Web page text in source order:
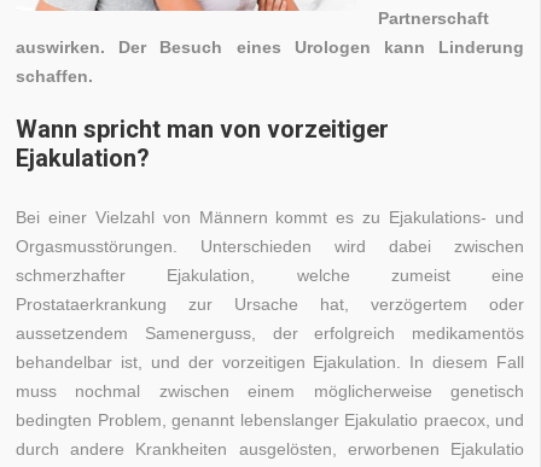
Partnerschaft
auswirken. Der Besuch eines Urologen kann Linderung
schaffen.
Wann spricht man von vorzeitiger
Ejakulation?
Bei einer Vielzahl von Männern kommt es zu Ejakulations- und
Orgasmusstörungen. Unterschieden wird dabei zwischen
schmerzhafter Ejakulation, welche zumeist eine
Prostataerkrankung zur Ursache hat, verzögertem oder
aussetzendem Samenerguss, der erfolgreich medikamentös
behandelbar ist, und der vorzeitigen Ejakulation. In diesem Fall
muss nochmal zwischen einem möglicherweise genetisch
bedingten Problem, genannt lebenslanger Ejakulatio praecox, und
durch andere Krankheiten ausgelösten, erworbenen Ejakulatio